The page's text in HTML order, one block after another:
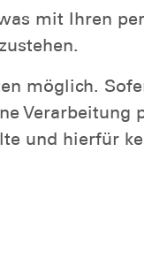
mit Ihren
möglich.
Verarbeitung
und hierfür